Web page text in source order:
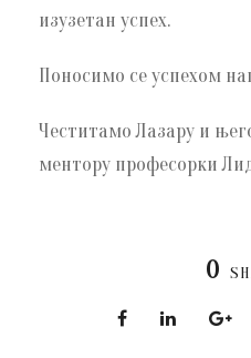
изузетан успех.
Поносимо се успехом
Честитамо Лазару и
ментору професорки
0